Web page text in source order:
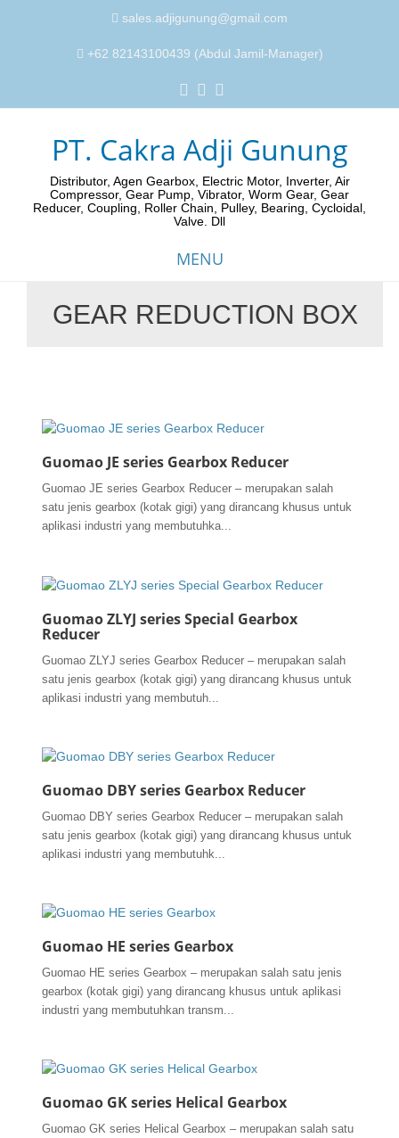
sales.adjigunung@gmail.com
+62 82143100439 (Abdul Jamil-Manager)
PT. Cakra Adji Gunung
Distributor, Agen Gearbox, Electric Motor, Inverter, Air
Compressor, Gear Pump, Vibrator, Worm Gear, Gear
Reducer, Coupling, Roller Chain, Pulley, Bearing, Cycloidal,
Valve. Dll
MENU
SkipGEAR REDUCTION BOX
Guomao JE series Gearbox Reducer
Guomao JE series Gearbox Reducer – merupakan salah
satu jenis gearbox (kotak gigi) yang dirancang khusus untuk
aplikasi industri yang membutuhka...
Guomao ZLYJ series Special Gearbox
Reducer
Guomao ZLYJ series Gearbox Reducer – merupakan salah
satu jenis gearbox (kotak gigi) yang dirancang khusus untuk
aplikasi industri yang membutuh...
Guomao DBY series Gearbox Reducer
Guomao DBY series Gearbox Reducer – merupakan salah
satu jenis gearbox (kotak gigi) yang dirancang khusus untuk
aplikasi industri yang membutuhk...
Guomao HE series Gearbox
Guomao HE series Gearbox – merupakan salah satu jenis
gearbox (kotak gigi) yang dirancang khusus untuk aplikasi
industri yang membutuhkan transm...
Guomao GK series Helical Gearbox
Guomao GK series Helical Gearbox – merupakan salah satu